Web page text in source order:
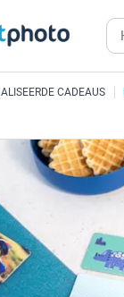
CADEAUS